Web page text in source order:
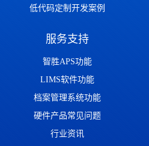
低代码定制开发案例
服务支持
智胜APS功能
LIMS软件功能
档案管理系统功能
硬件产品常见问题
行业资讯